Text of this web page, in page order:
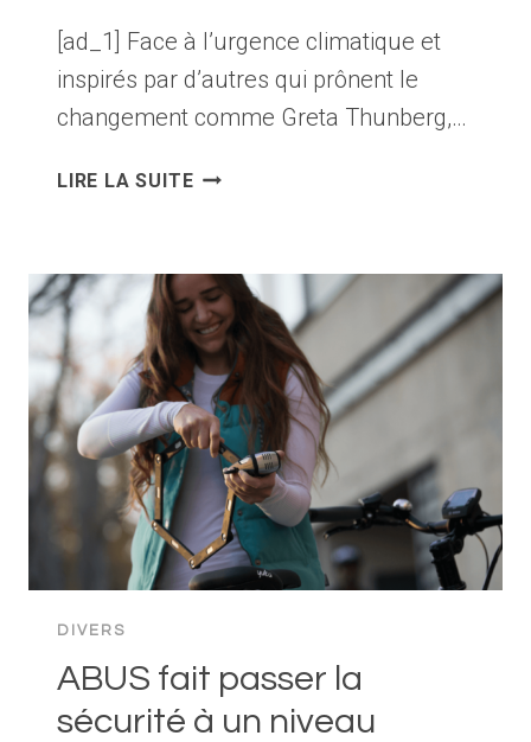
[ad_1] Face à l’urgence climatique et
inspirés par d’autres qui prônent le
changement comme Greta Thunberg,…
LIRE LA SUITEUN
MILLIERS
DE
KILOMÈTRES
À
TRAVERS
L’EUROPE
DESSINANT
UN
VÉLO
GPS
DE
ROUTE
DIVERS
ABUS fait passer la
sécurité à un niveau